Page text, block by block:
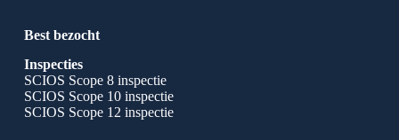
Best bezocht
Inspecties
SCIOS Scope 8 inspectie
SCIOS Scope 10 inspectie
SCIOS Scope 12 inspectie